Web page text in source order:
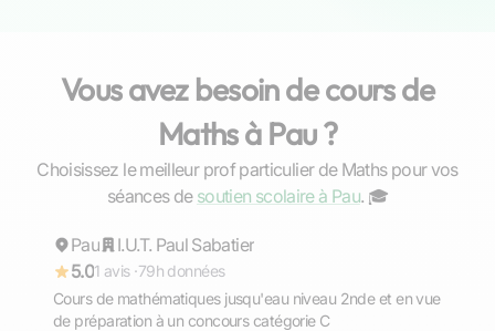
Vous avez besoin de cours de
Maths à Pau ?
Choisissez le meilleur prof particulier de Maths pour vos
séances de soutien scolaire à Pau. ‍🎓
Répond rapidement
Hélène
Pau
I.U.T. Paul Sabatier
5.01 avis ·79h données
Cours de mathématiques jusqu'eau niveau 2nde et en vue
de préparation à un concours catégorie C